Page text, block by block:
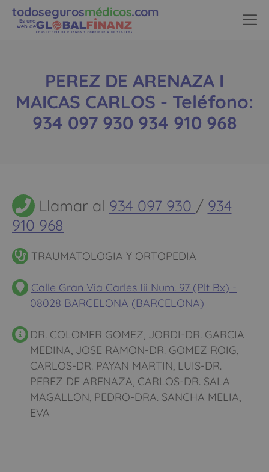
todosegurosmédicos.com
Es una
web de
PEREZ DE ARENAZA I
MAICAS CARLOS - Teléfono:
934 097 930 934 910 968
Llamar al 934 097 930 / 934
910 968
TRAUMATOLOGIA Y ORTOPEDIA
Calle Gran Via Carles Iii Num. 97 (Plt Bx) -
08028 BARCELONA (BARCELONA)
DR. COLOMER GOMEZ, JORDI-DR. GARCIA
MEDINA, JOSE RAMON-DR. GOMEZ ROIG,
CARLOS-DR. PAYAN MARTIN, LUIS-DR.
PEREZ DE ARENAZA, CARLOS-DR. SALA
MAGALLON, PEDRO-DRA. SANCHA MELIA,
EVA